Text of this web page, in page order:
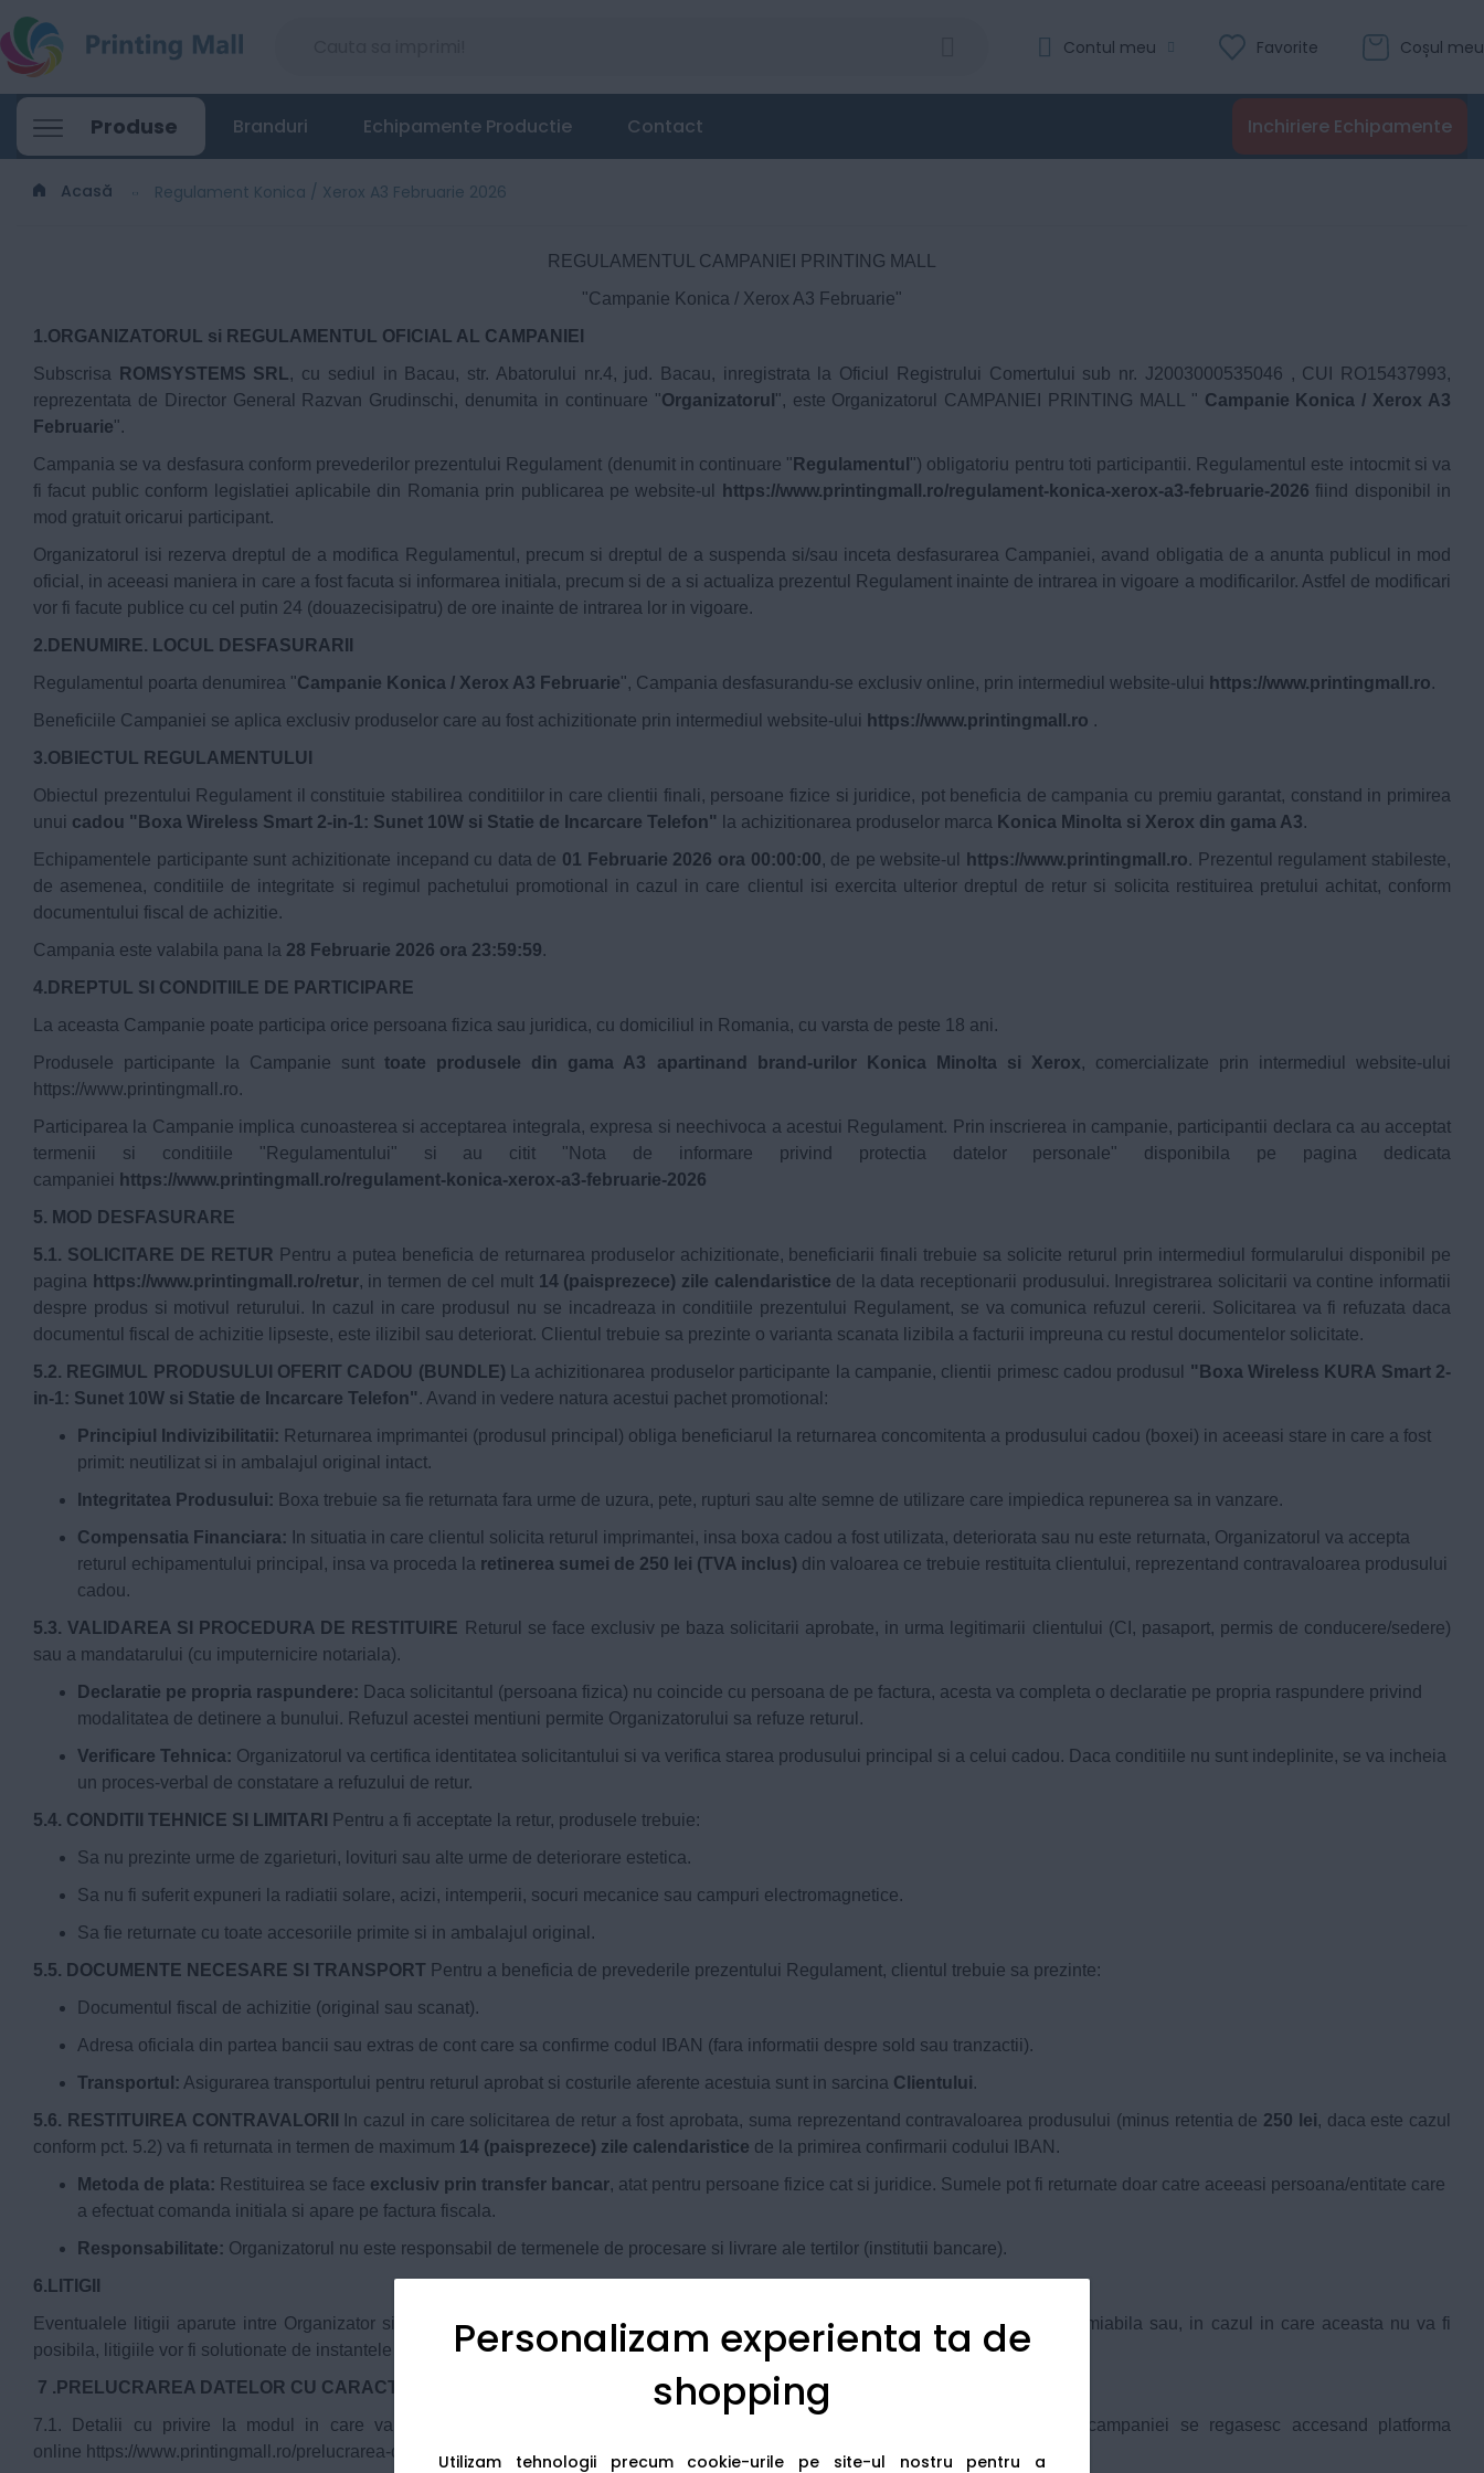
Personalizam experienta ta de
shopping
Utilizam tehnologii precum cookie-urile pe site-ul nostru pentru a
Coșul meu
Favorite
Contul meu
Produse Inchiriere Echipamente
Branduri Echipamente Productie Contact
Acasă Regulament Konica / Xerox A3 Februarie 2026
REGULAMENTUL CAMPANIEI PRINTING MALL
"Campanie Konica / Xerox A3 Februarie"
1.ORGANIZATORUL si REGULAMENTUL OFICIAL AL CAMPANIEI
Subscrisa
ROMSYSTEMS SRL, cu sediul in Bacau, str. Abatorului nr.4, jud. Bacau, inregistrata la Oficiul Registrului Comertului sub nr. J2003000535046 , CUI RO15437993,
reprezentata de Director General Razvan Grudinschi, denumita in continuare "Organizatorul ", este Organizatorul CAMPANIEI PRINTING MALL " Campanie Konica / Xerox A3
Februarie".
Campania se va desfasura conform prevederilor prezentului Regulament (denumit in continuare " Regulamentul ") obligatoriu pentru toti participantii. Regulamentul este intocmit si va
fi facut public conform legislatiei aplicabile din Romania prin publicarea pe website-ul
https://www.printingmall.ro/regulament-konica-xerox-a3-februarie-2026 fiind disponibil in
mod gratuit oricarui participant.
Organizatorul isi rezerva dreptul de a modifica Regulamentul, precum si dreptul de a suspenda si/sau inceta desfasurarea Campaniei, avand obligatia de a anunta publicul in mod
oficial, in aceeasi maniera in care a fost facuta si informarea initiala, precum si de a si actualiza prezentul Regulament inainte de intrarea in vigoare a modificarilor. Astfel de modificari
vor fi facute publice cu cel putin 24 (douazecisipatru) de ore inainte de intrarea lor in vigoare.
2.DENUMIRE. LOCUL DESFASURARII
Regulamentul poarta denumirea "Campanie Konica / Xerox A3 Februarie", Campania desfasurandu-se exclusiv online, prin intermediul website-ului https://www.printingmall.ro.
Beneficiile Campaniei se aplica exclusiv produselor care au fost achizitionate prin intermediul website-ului https://www.printingmall.ro .
3.OBIECTUL REGULAMENTULUI
Obiectul prezentului Regulament il constituie stabilirea conditiilor in care clientii finali, persoane fizice si juridice, pot beneficia de campania cu premiu garantat, constand in primirea
unui cadou "Boxa Wireless Smart 2-in-1: Sunet 10W si Statie de Incarcare Telefon" la achizitionarea produselor marca Konica Minolta si Xerox din gama A3.
Echipamentele participante sunt achizitionate incepand cu data de 01 Februarie 2026 ora 00:00:00, de pe website-ul https://www.printingmall.ro. Prezentul regulament stabileste,
de asemenea, conditiile de integritate si regimul pachetului promotional in cazul in care clientul isi exercita ulterior dreptul de retur si solicita restituirea pretului achitat, conform
documentului fiscal de achizitie.
Campania este valabila pana la 28 Februarie 2026 ora 23:59:59.
4.DREPTUL SI CONDITIILE DE PARTICIPARE
La aceasta Campanie poate participa orice persoana fizica sau juridica, cu domiciliul in Romania, cu varsta de peste 18 ani.
Produsele participante la Campanie sunttoate produsele din gama A3 apartinand brand-urilor Konica Minolta si Xerox, comercializate prin intermediul website-ului
https://www.printingmall.ro.
Participarea la Campanie implica cunoasterea si acceptarea integrala, expresa si neechivoca a acestui Regulament. Prin inscrierea in campanie, participantii declara ca au acceptat
termenii si conditiile "Regulamentului" si au citit "Nota de informare privind protectia datelor personale" disponibila pe pagina dedicata
campaniei https://www.printingmall.ro/regulament-konica-xerox-a3-februarie-2026
5. MOD DESFASURARE
5.1. SOLICITARE DE RETUR Pentru a putea beneficia de returnarea produselor achizitionate, beneficiarii finali trebuie sa solicite returul prin intermediul formularului disponibil pe
pagina https://www.printingmall.ro/retur, in termen de cel mult 14 (paisprezece) zile calendaristice de la data receptionarii produsului. Inregistrarea solicitarii va contine informatii
despre produs si motivul returului. In cazul in care produsul nu se incadreaza in conditiile prezentului Regulament, se va comunica refuzul cererii. Solicitarea va fi refuzata daca
documentul fiscal de achizitie lipseste, este ilizibil sau deteriorat. Clientul trebuie sa prezinte o varianta scanata lizibila a facturii impreuna cu restul documentelor solicitate.
5.2. REGIMUL PRODUSULUI OFERIT CADOU (BUNDLE) La achizitionarea produselor participante la campanie, clientii primesc cadou produsul "Boxa Wireless KURA Smart 2-
in-1: Sunet 10W si Statie de Incarcare Telefon" . Avand in vedere natura acestui pachet promotional:
Principiul Indivizibilitatii: Returnarea imprimantei (produsul principal) obliga beneficiarul la returnarea concomitenta a produsului cadou (boxei) in aceeasi stare in care a fost
primit: neutilizat si in ambalajul original intact.
Integritatea Produsului: Boxa trebuie sa fie returnata fara urme de uzura, pete, rupturi sau alte semne de utilizare care impiedica repunerea sa in vanzare.
Compensatia Financiara: In situatia in care clientul solicita returul imprimantei, insa boxa cadou a fost utilizata, deteriorata sau nu este returnata, Organizatorul va accepta
returul echipamentului principal, insa va proceda la retinerea sumei de 250 lei (TVA inclus) din valoarea ce trebuie restituita clientului, reprezentand contravaloarea produsului
cadou.
5.3. VALIDAREA SI PROCEDURA DE RESTITUIRE Returul se face exclusiv pe baza solicitarii aprobate, in urma legitimarii clientului (CI, pasaport, permis de conducere/sedere)
sau a mandatarului (cu imputernicire notariala).
Declaratie pe propria raspundere: Daca solicitantul (persoana fizica) nu coincide cu persoana de pe factura, acesta va completa o declaratie pe propria raspundere privind
modalitatea de detinere a bunului. Refuzul acestei mentiuni permite Organizatorului sa refuze returul.
Verificare Tehnica: Organizatorul va certifica identitatea solicitantului si va verifica starea produsului principal si a celui cadou. Daca conditiile nu sunt indeplinite, se va incheia
un proces-verbal de constatare a refuzului de retur.
5.4. CONDITII TEHNICE SI LIMITARI
Pentru a fi acceptate la retur, produsele trebuie:
Sa nu prezinte urme de zgarieturi, lovituri sau alte urme de deteriorare estetica.
Sa nu fi suferit expuneri la radiatii solare, acizi, intemperii, socuri mecanice sau campuri electromagnetice.
Sa fie returnate cu toate accesoriile primite si in ambalajul original.
5.5. DOCUMENTE NECESARE SI TRANSPORT Pentru a beneficia de prevederile prezentului Regulament, clientul trebuie sa prezinte:
Documentul fiscal de achizitie (original sau scanat).
Adresa oficiala din partea bancii sau extras de cont care sa confirme codul IBAN (fara informatii despre sold sau tranzactii).
Transportul: Asigurarea transportului pentru returul aprobat si costurile aferente acestuia sunt in sarcina Clientului.
5.6. RESTITUIREA CONTRAVALORII
In cazul in care solicitarea de retur a fost aprobata, suma reprezentand contravaloarea produsului (minus retentia de 250 lei, daca este cazul
conform pct. 5.2) va fi returnata in termen de maximum 14 (paisprezece) zile calendaristice de la primirea confirmarii codului IBAN.
Metoda de plata: Restituirea se face exclusiv prin transfer bancar, atat pentru persoane fizice cat si juridice. Sumele pot fi returnate doar catre aceeasi persoana/entitate care
a efectuat comanda initiala si apare pe factura fiscala.
Responsabilitate: Organizatorul nu este responsabil de termenele de procesare si livrare ale tertilor (institutii bancare).
6.LITIGII
Eventualele litigii aparute intre Organizator si clientii produselor ce constituie obiectul prezentei Campanii se vor rezolva pe cale amiabila sau, in cazul in care aceasta nu va fi
posibila, litigiile vor fi solutionate de instantele judecatoresti romane competente.
7 .PRELUCRAREA DATELOR CU CARACTER PERSONAL
7.1. Detalii cu privire la modul in care va sunt prelucrate datele cu caracter personal in scopul asigurarii managementului campaniei se regasesc accesand platforma
online https://www.printingmall.ro/prelucrarea-datelor-cu-caracter-personal